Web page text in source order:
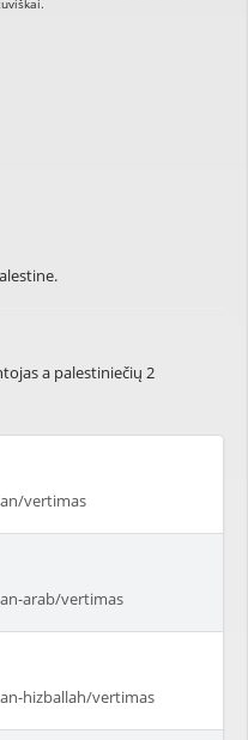
a palestiniečių 2
vertimas
arab/vertimas
hizballah/vertimas